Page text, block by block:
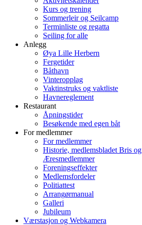
Kurs og trening
Sommerleir og Seilcamp
Terminliste og regatta
Seiling for alle
Anlegg
Øya Lille Herbern
Fergetider
Båthavn
Vinteropplag
Vaktinstruks og vaktliste
Havnereglement
Restaurant
Åpningstider
Besøkende med egen båt
For medlemmer
For medlemmer
Historie, medlemsbladet Bris
Æresmedlemmer
Foreningseffekter
Medlemsfordeler
Politiattest
Arrangørmanual
Galleri
Jubileum
Værstasjon og Webkamera